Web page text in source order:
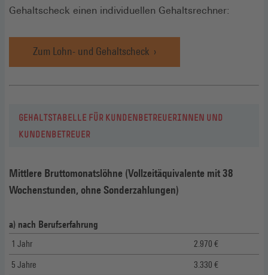
Gehaltscheck einen individuellen Gehaltsrechner:
Zum Lohn- und Gehaltscheck
GEHALTSTABELLE FÜR KUNDENBETREUERINNEN UND
KUNDENBETREUER
Mittlere Bruttomonatslöhne (Vollzeitäquivalente mit 38
Wochenstunden, ohne Sonderzahlungen)
a) nach Berufserfahrung
1 Jahr 2.970 €
5 Jahre 3.330 €